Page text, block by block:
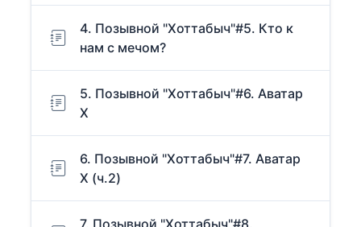
4. Позывной "Хоттабыч"#5. Кто к
нам с мечом?
5. Позывной "Хоттабыч"#6. Аватар
Х
6. Позывной "Хоттабыч"#7. Аватар
Х (ч.2)